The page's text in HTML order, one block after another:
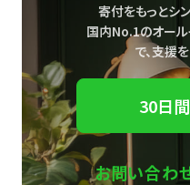
寄付をもっとシ
国内No.1のオール
で、支援を
30日
お問い合わ